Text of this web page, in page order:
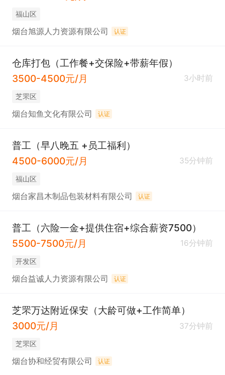
福山区
烟台旭源人力资源有限公司 认证
仓库打包（工作餐+交保险+带薪年假）
3500-4500元/月
3小时前
芝罘区
烟台知鱼文化有限公司 认证
普工（早八晚五 +员工福利）
4500-6000元/月
35分钟前
福山区
烟台家昌木制品包装材料有限公司 认证
普工（六险一金+提供住宿+综合薪资7500）
5500-7500元/月
16分钟前
开发区
烟台益诚人力资源有限公司 认证
芝罘万达附近保安（大龄可做+工作简单）
3000元/月
37分钟前
芝罘区
烟台协和经贸有限公司 认证